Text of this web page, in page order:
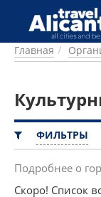
Перейти к
ГОРОДА
ПИТАНИЕ
ПРОЖИВАНИЕ
ПЛЯЖИ
КЕМПИНГ
КОМАРКИ
Главная
ФИЛЬТРЫ
Подробнее о
Скоро! Список